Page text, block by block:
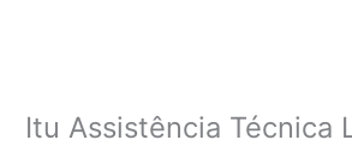
Itu Assistência Técnica